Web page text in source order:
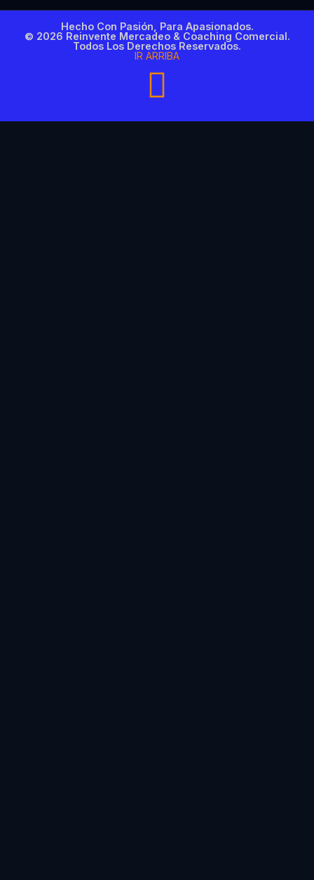
Hecho Con Pasión, Para Apasionados.
© 2026 Reinvente Mercadeo & Coaching Comercial.
Todos Los Derechos Reservados.
IR ARRIBA